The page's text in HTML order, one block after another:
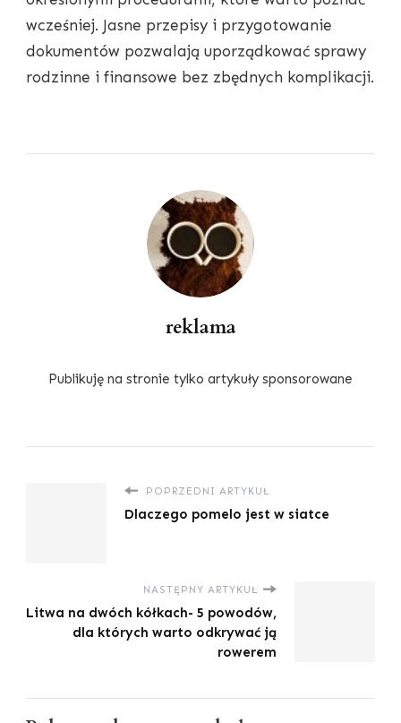
wcześniej. Jasne przepisy i przygotowanie
dokumentów pozwalają uporządkować sprawy
rodzinne i finansowe bez zbędnych komplikacji.
reklama
Publikuję na stronie tylko artykuły sponsorowane
POPRZEDNI ARTYKUŁ
Dlaczego pomelo jest w siatce
NASTĘPNY ARTYKUŁ
Litwa na dwóch kółkach- 5 powodów,
dla których warto odkrywać ją
rowerem